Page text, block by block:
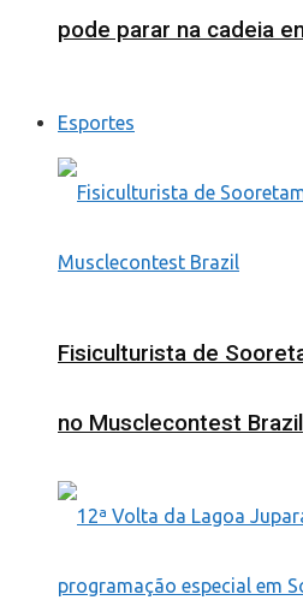
pode parar na cadeia
Esportes
Fisiculturista de
no Musclecontest Brazil